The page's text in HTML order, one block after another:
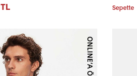
Sepette